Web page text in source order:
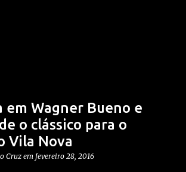
em Wagner Bueno e
o clássico para o
Vila Nova
Cruz em fevereiro 28, 2016